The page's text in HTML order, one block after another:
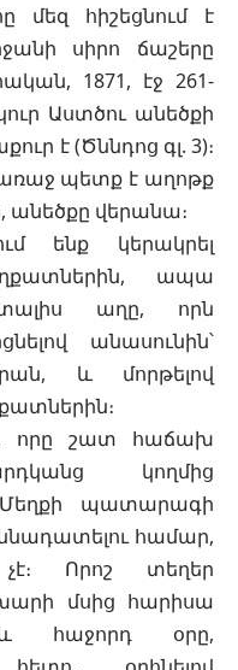
մեզ հիշեցնում է
սիրո ճաշերը
1871, էջ 261-
Աստծու անեծքի
է (Ծննդոց գլ. 3)։
պետք է աղոթք
անեծքը վերանա։
ենք կերակրել
ապա
աղը, որն
անասունին՝
և մորթելով
որը շատ հաճախ
կողմից
Մեղքի պատարագի
համար,
Որոշ տեղեր
մսից հարիսա
հաջորդ օրը,